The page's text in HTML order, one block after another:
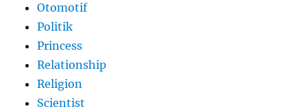
Otomotif
Politik
Princess
Relationship
Religion
Scientist